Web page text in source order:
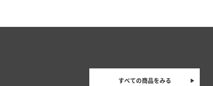
すべての商品をみる